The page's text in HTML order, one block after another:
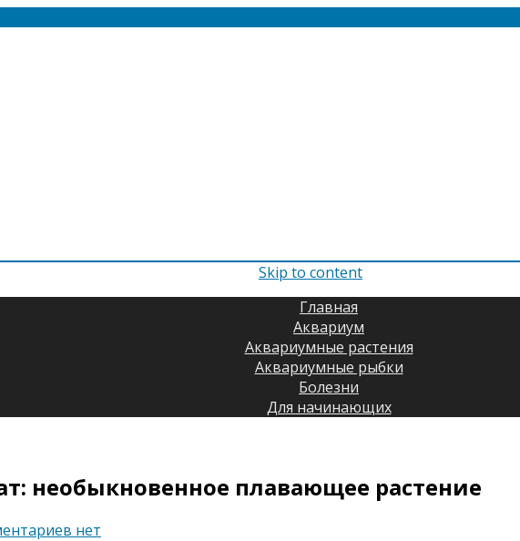
Skip to content
Главная
Аквариум
Аквариумные растения
Аквариумные рыбки
Болезни
Для начинающих
необыкновенное плавающее растение
кнет